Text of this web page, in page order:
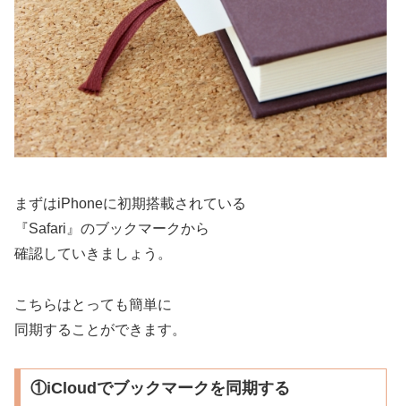
まずはiPhoneに初期搭載されている
『Safari』のブックマークから
確認していきましょう。
こちらはとっても簡単に
同期することができます。
①iCloudでブックマークを同期する